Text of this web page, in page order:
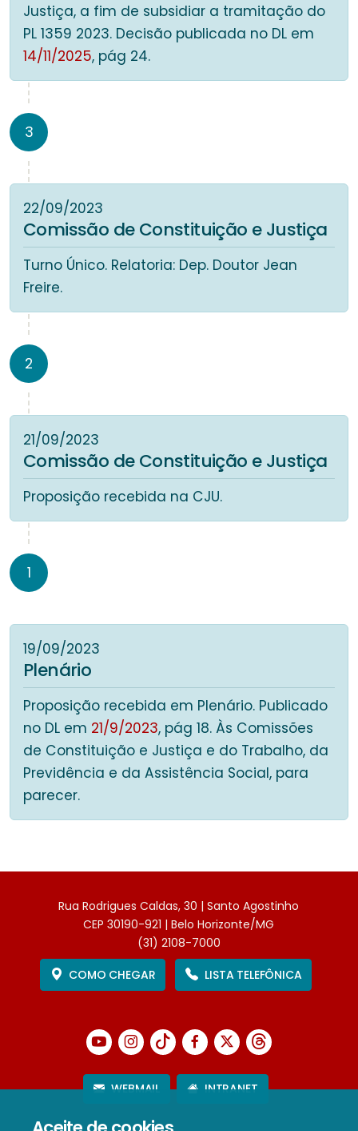
Justiça, a fim de subsidiar a tramitação do
PL 1359 2023. Decisão publicada no DL em
14/11/2025, pág 24.
3
22/09/2023
Comissão de Constituição e Justiça
Turno Único. Relatoria: Dep. Doutor Jean
Freire.
2
21/09/2023
Comissão de Constituição e Justiça
Proposição recebida na CJU.
1
19/09/2023
Plenário
Proposição recebida em Plenário. Publicado
no DL em 21/9/2023, pág 18. Às Comissões
de Constituição e Justiça e do Trabalho, da
Previdência e da Assistência Social, para
parecer.
Rua Rodrigues Caldas, 30 | Santo Agostinho
CEP 30190-921 | Belo Horizonte/MG
(31) 2108-7000
COMO CHEGAR
LISTA TELEFÔNICA
WEBMAIL INTRANET